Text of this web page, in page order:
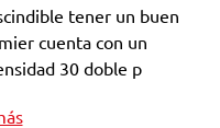
tener un buen
cuenta con un
30 doble p